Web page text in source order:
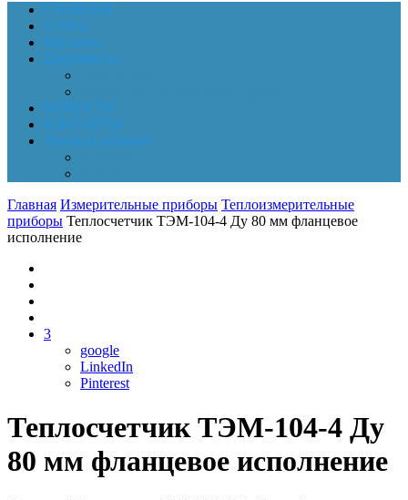
ГЛАВНАЯ
О НАС
Магазин
Документы
НОВОСТИ
КОНТАКТЫ
Личный кабинет
Главная Измерительные приборы Теплоизмерительные
приборы Теплосчетчик ТЭМ-104-4 Ду 80 мм фланцевое
исполнение
3
google
LinkedIn
Pinterest
Теплосчетчик ТЭМ-104-4 Ду
80 мм фланцевое исполнение